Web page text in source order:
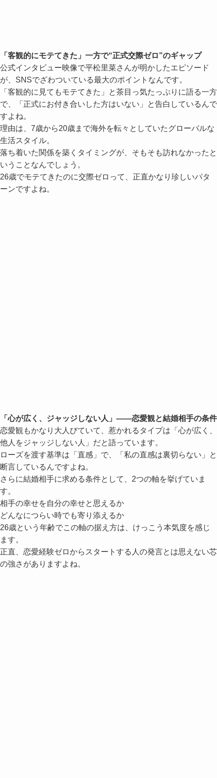
「客観的にモテてきた」一方で“正式交際ゼロ”のギャップ
公式インタビュー映像で平松里菜さんが明かしたエピソード
が、SNSでざわついている最大のポイントなんです。
「客観的に見てもモテてきた」と茶目っ気たっぷりに語る一方
で、「正式にお付き合いした方はいない」と告白しているんで
すよね。
理由は、7歳から20歳まで海外を転々としていたグローバルな
生活スタイル。
落ち着いた関係を築くタイミングが、そもそも訪れなかったと
いうことなんでしょう。
26歳でモテてきたのに交際ゼロって、正直かなり珍しいパタ
ーンですよね。
「心が広く、ジャッジしない人」——恋愛観と結婚相手の条件
恋愛観もかなり大人びていて、惹かれるタイプは「心が広く、
他人をジャッジしない人」だと語っています。
ローズを渡す基準は「直感」で、「私の直感は裏切らない」と
断言しているんですよね。
さらに結婚相手に求める条件として、2つの軸を挙げていま
す。
相手の幸せを自分の幸せと思えるか
どんなにつらい時でも寄り添えるか
26歳という年齢でこの軸の据え方は、けっこう本気度を感じ
ます。
正直、恋愛経験ゼロからスタートする人の発言とは思えない芯
の強さがありますよね。